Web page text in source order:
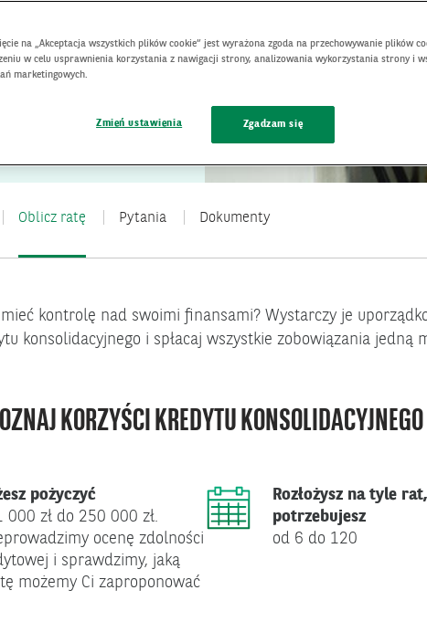
kredytowych
Oblicz ratę Pytania Dokumenty
mieć kontrolę nad swoimi finansami? Wystarczy je
konsolidacyjnego i spłacaj wszystkie zobowiązania jedną
KORZYŚCI KREDYTU KONSOLIDACYJNEGO
pożyczyć
000 zł do 250 000 zł.
ocenę zdolności
i sprawdzimy, jaką
możemy Ci zaproponować
Rozłożysz na tyle
potrzebujesz
od 6 do 120
na „Akceptacja wszystkich plików cookie” jest wyrażona zgoda na przechowywanie plików
w celu usprawnienia korzystania z nawigacji strony, analizowania wykorzystania strony i
marketingowych.
Zmień ustawienia Zgadzam się